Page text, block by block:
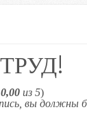
0,00 из 5)
вы должны